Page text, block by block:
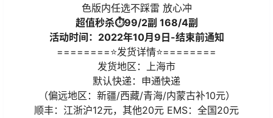
色版内任选不踩雷 放心冲
超值秒杀⏱99/2副 168/4副
活动时间：2022年10月9日-结束前通知
========⭐发货详情⭐========
发货地区：上海市
默认快递：申通快递
（偏远地区：新疆/西藏/青海/内蒙古补10元）
顺丰：江浙沪12元，其他20元 EMS：全国20元